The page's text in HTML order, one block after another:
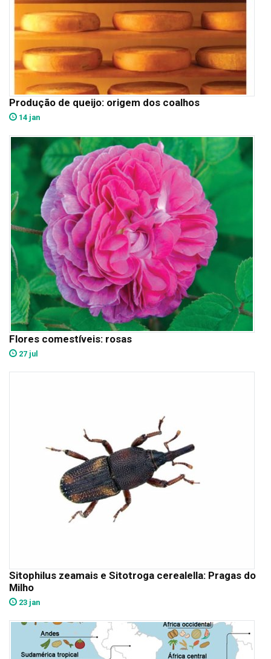
Produção de queijo: origem dos coalhos
14 jan
Flores comestíveis: rosas
27 jul
Sitophilus zeamais e Sitotroga cerealella: Pragas do
Milho
23 jan